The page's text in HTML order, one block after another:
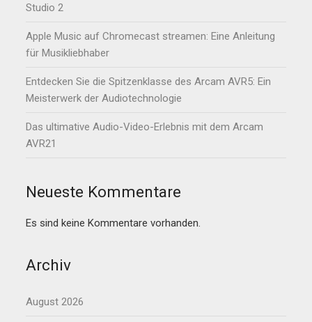
Studio 2
Apple Music auf Chromecast streamen: Eine Anleitung
für Musikliebhaber
Entdecken Sie die Spitzenklasse des Arcam AVR5: Ein
Meisterwerk der Audiotechnologie
Das ultimative Audio-Video-Erlebnis mit dem Arcam
AVR21
Neueste Kommentare
Es sind keine Kommentare vorhanden.
Archiv
August 2026